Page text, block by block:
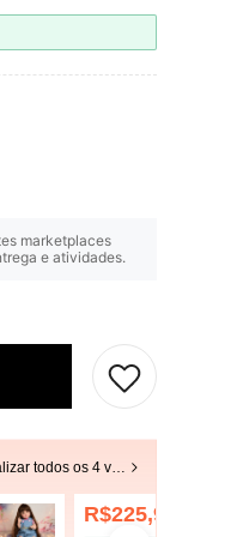
marketplaces
e atividades.
Visualizar todos os 4 vendedores
R$225,90